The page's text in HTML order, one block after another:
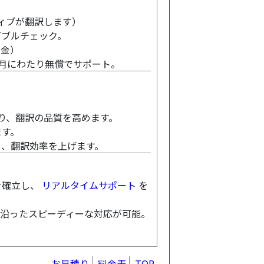
が翻訳します）
ルチェック。
）
わたり無償でサポート。
翻訳の品質を高めます。
。
訳効率を上げます。
立し、 リアルタイムサポート を
ったスピーディーな対応が可能。